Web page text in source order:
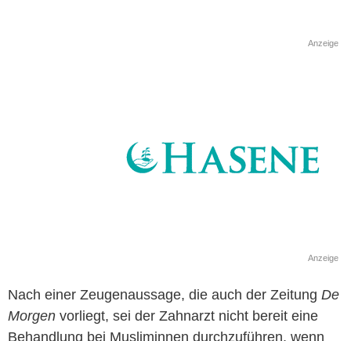
Anzeige
Anzeige
Nach einer Zeugenaussage, die auch der Zeitung De
Morgen vorliegt, sei der Zahnarzt nicht bereit eine
Behandlung bei Musliminnen durchzuführen, wenn